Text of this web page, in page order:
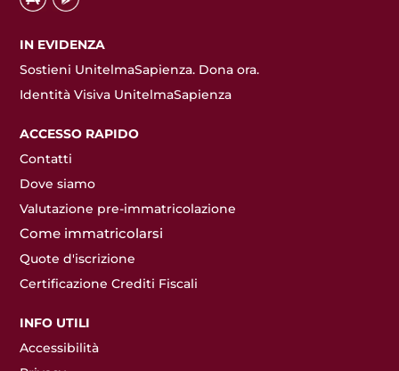
IN EVIDENZA
Sostieni UnitelmaSapienza. Dona ora.
Identità Visiva UnitelmaSapienza
ACCESSO RAPIDO
Contatti
Dove siamo
Valutazione pre-immatricolazione
Come immatricolarsi
Quote d'iscrizione
Certificazione Crediti Fiscali
INFO UTILI
Accessibilità